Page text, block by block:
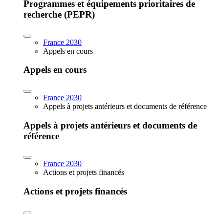
Programmes et équipements prioritaires de
recherche (PEPR)
France 2030
Appels en cours
Appels en cours
France 2030
Appels à projets antérieurs et documents de référence
Appels à projets antérieurs et documents de
référence
France 2030
Actions et projets financés
Actions et projets financés